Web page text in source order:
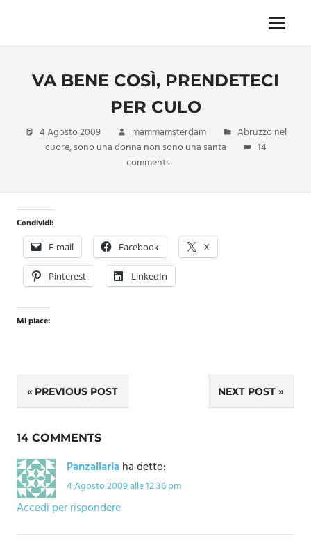
content
imprescindibile,
inevitabile
oggi
nuova
confezione
migliorata
Menu
VA BENE COSÌ, PRENDETECI
PER CULO
4 Agosto 2009 mammamsterdam
Abruzzo nel
cuore,sono una donna non sono una santa
14
comments
Condividi:
E-mail Facebook X
Pinterest LinkedIn
Mi piace:
Navigazione
articoli
PREVIOUS POST NEXT POST
14 COMMENTS
Panzallariaha detto:
4 Agosto 2009 alle 12:36 pm
Accedi per rispondere